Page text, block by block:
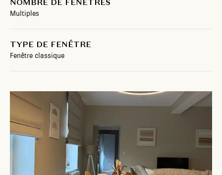
NOMBRE DE FENÊTRES
Multiples
TYPE DE FENÊTRE
Fenêtre classique